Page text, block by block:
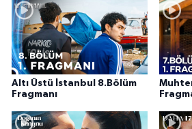
Altı Üstü İstanbul 8.Bölüm
Fragmanı